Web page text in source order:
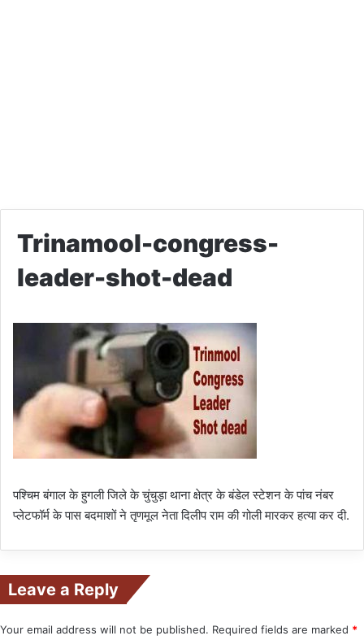
Trinamool-congress-
leader-shot-dead
पश्चिम बंगाल के हुगली जिले के चुंचुड़ा थाना क्षेत्र के बंडेल स्टेशन के पांच नंबर
प्लेटफॉर्म के पास बदमाशों ने तृणमूल नेता दिलीप राम की गोली मारकर हत्या कर दी.
Leave a Reply
Your email address will not be published. Required fields are marked *